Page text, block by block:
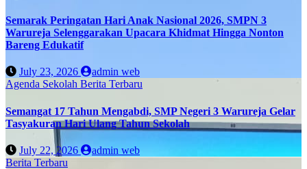
Semarak Peringatan Hari Anak Nasional 2026, SMPN 3
Warureja Selenggarakan Upacara Khidmat Hingga Nonton
Bareng Edukatif
July 23, 2026
admin web
Agenda Sekolah Berita Terbaru
Semangat 17 Tahun Mengabdi, SMP Negeri 3 Warureja Gelar
Tasyakuran Hari Ulang Tahun Sekolah
July 22, 2026
admin web
Berita Terbaru